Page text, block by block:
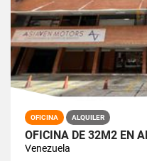
OFICINA ALQUILER
OFICINA DE 32M2 EN
Venezuela